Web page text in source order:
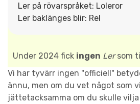
Ler på rövarspråket: Loleror
Ler baklänges blir: Rel
Under 2024 fick ingen Lersom
Vi har tyvärr ingen "officiell"
ännu, men om du vet något som
jättetacksamma om du skulle